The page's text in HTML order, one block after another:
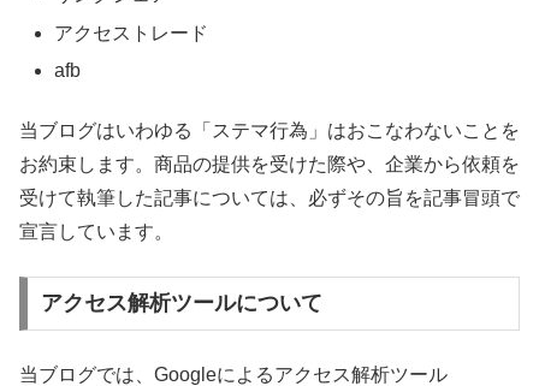
アクセストレード
afb
当ブログはいわゆる「ステマ行為」はおこなわないことを
お約束します。商品の提供を受けた際や、企業から依頼を
受けて執筆した記事については、必ずその旨を記事冒頭で
宣言しています。
アクセス解析ツールについて
当ブログでは、Googleによるアクセス解析ツール